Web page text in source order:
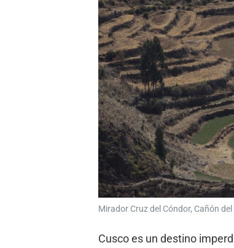
Mirador Cruz del Cóndor, Cañón del
Cusco es un destino